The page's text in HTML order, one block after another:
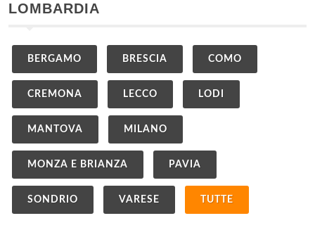
LOMBARDIA
BERGAMO BRESCIA COMO
CREMONA LECCO LODI
MANTOVA MILANO
MONZA E BRIANZA PAVIA
SONDRIO VARESE TUTTE